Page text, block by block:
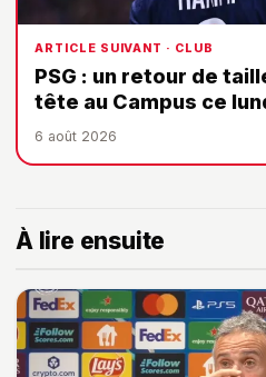
ARTICLE SUIVANT · CLUB
PSG : un retour de
tête au Campus ce
6 août 2026
À lire ensuite